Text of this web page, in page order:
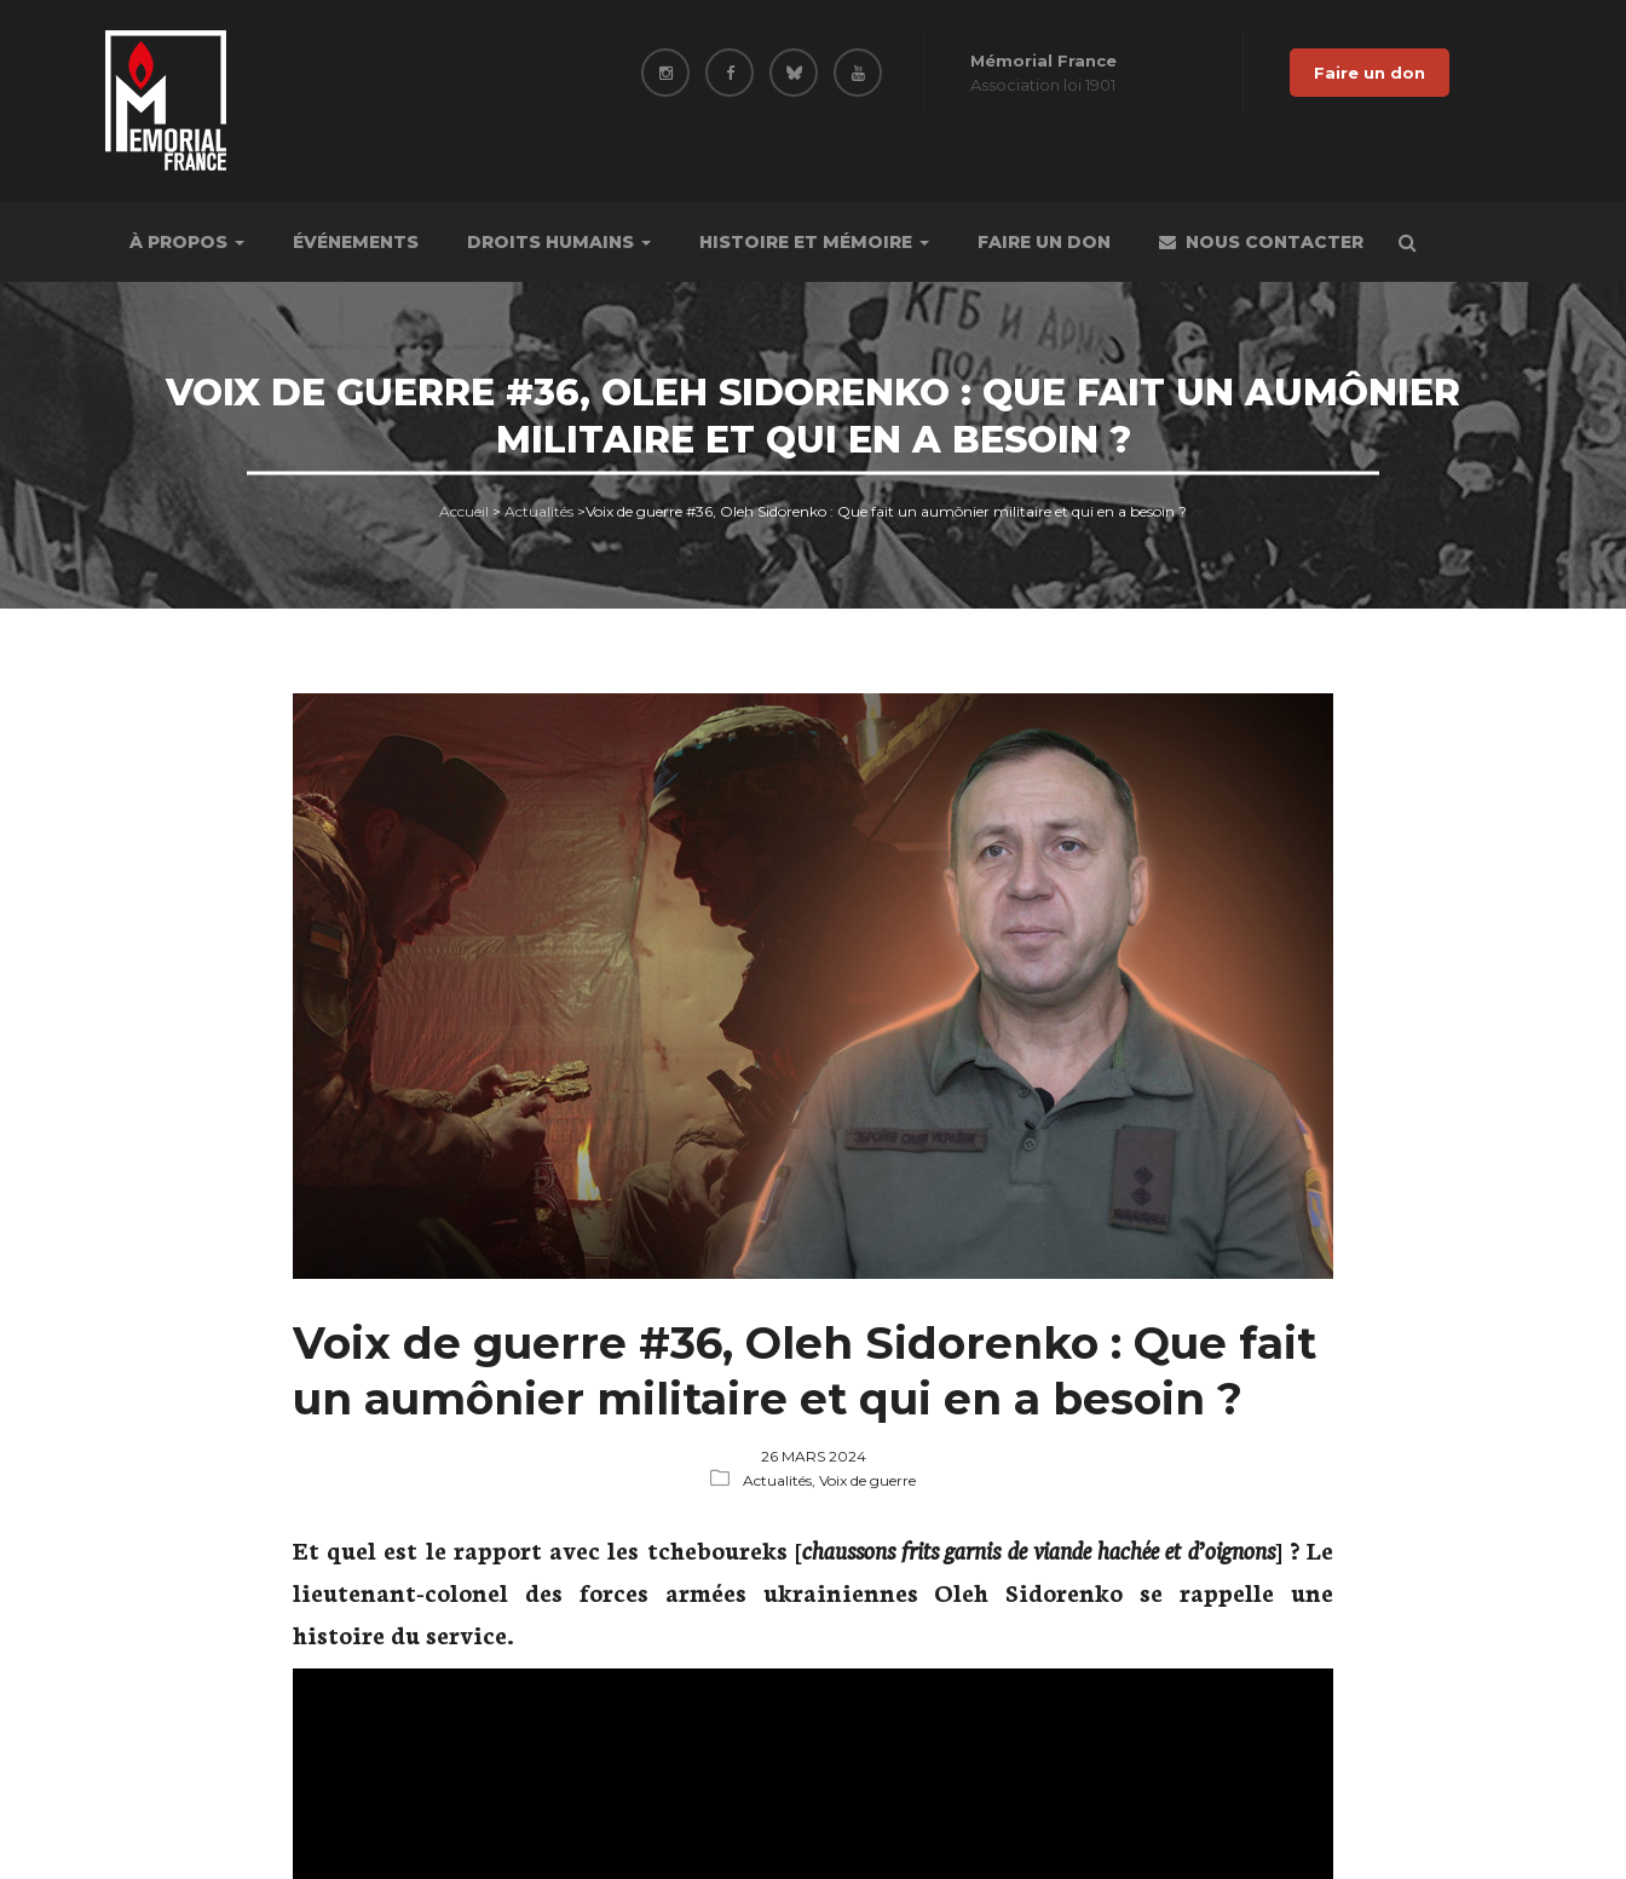
Mémorial France
Association loi 1901
Faire un don
À PROPOS ÉVÉNEMENTS DROITS HUMAINS HISTOIRE ET MÉMOIRE FAIRE UN DON NOUS CONTACTER
VOIX DE GUERRE #36, OLEH SIDORENKO : QUE FAIT UN AUMÔNIER
MILITAIRE ET QUI EN A BESOIN ?
Accueil > Actualités >Voix de guerre #36, Oleh Sidorenko : Que fait un aumônier militaire et qui en a besoin ?
Voix de guerre #36, Oleh Sidorenko : Que fait
un aumônier militaire et qui en a besoin ?
26 MARS 2024
Actualités, Voix de guerre
Et quel est le rapport avec les tcheboureks [chaussons frits garnis de viande hachée et d’oignons] ? Le
lieutenant-colonel des forces armées ukrainiennes Oleh Sidorenko se rappelle une
histoire du service.